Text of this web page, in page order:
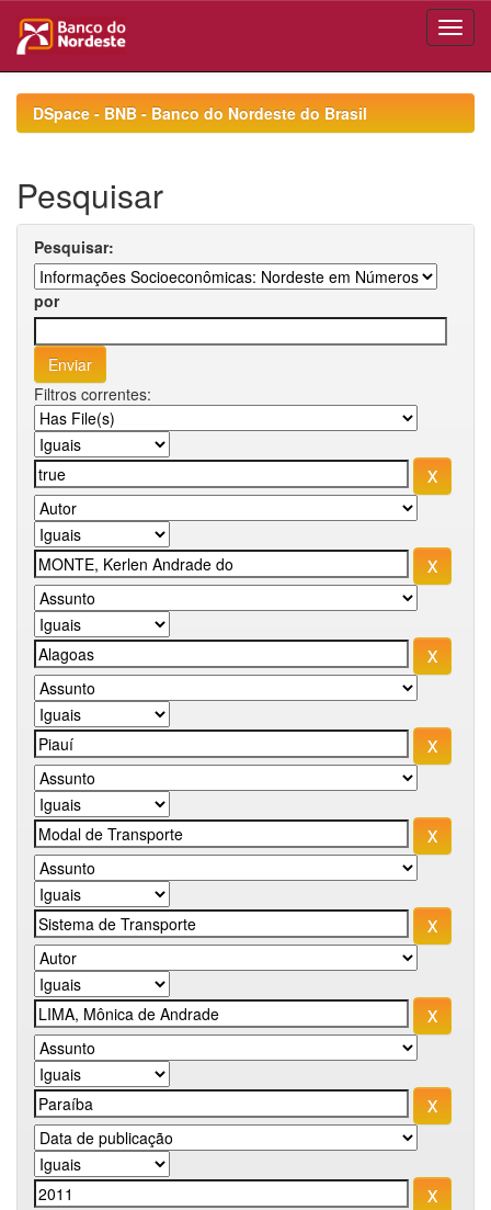
navigationDSpace - BNB - Banco do Nordeste do Brasil
Pesquisar
Pesquisar:
por
Filtros correntes: